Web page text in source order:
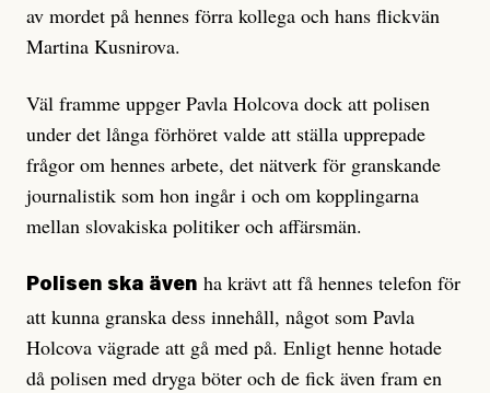
av mordet på hennes förra kollega och hans flickvän
Martina Kusnirova.
Väl framme uppger Pavla Holcova dock att polisen
under det långa förhöret valde att ställa upprepade
frågor om hennes arbete, det nätverk för granskande
journalistik som hon ingår i och om kopplingarna
mellan slovakiska politiker och affärsmän.
Polisen ska även ha krävt att få hennes telefon för
att kunna granska dess innehåll, något som Pavla
Holcova vägrade att gå med på. Enligt henne hotade
då polisen med dryga böter och de fick även fram en